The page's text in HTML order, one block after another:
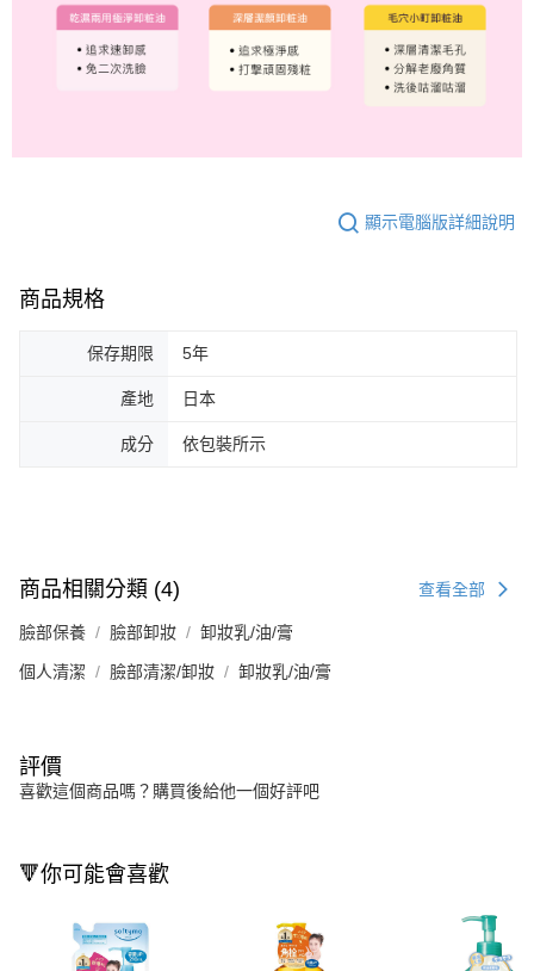
顯示電腦版詳細說明
商品規格
保存期限 5年
產地 日本
成分 依包裝所示
商品相關分類 (4) 查看全部
臉部保養 臉部卸妝 卸妝乳/油/膏
個人清潔 臉部清潔/卸妝 卸妝乳/油/膏
評價
喜歡這個商品嗎？購買後給他一個好評吧
🔻你可能會喜歡